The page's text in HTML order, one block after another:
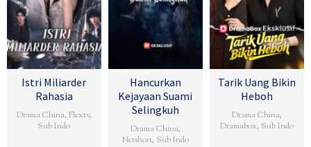
Istri Miliarder
Rahasia
Drama China, Flextv,
Sub Indo
Hancurkan
Kejayaan Suami
Selingkuh
Drama China,
Netshort, Sub Indo
Tarik Uang Bikin
Heboh
Drama China,
Dramabox, Sub Indo